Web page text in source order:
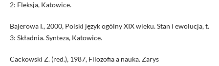
2: Fleksja, Katowice.
Bajerowa I., 2000, Polski język ogólny XIX wieku. Stan i ewolucja, t.
3: Składnia. Synteza, Katowice.
Cackowski Z. (red.), 1987, Filozofia a nauka. Zarys